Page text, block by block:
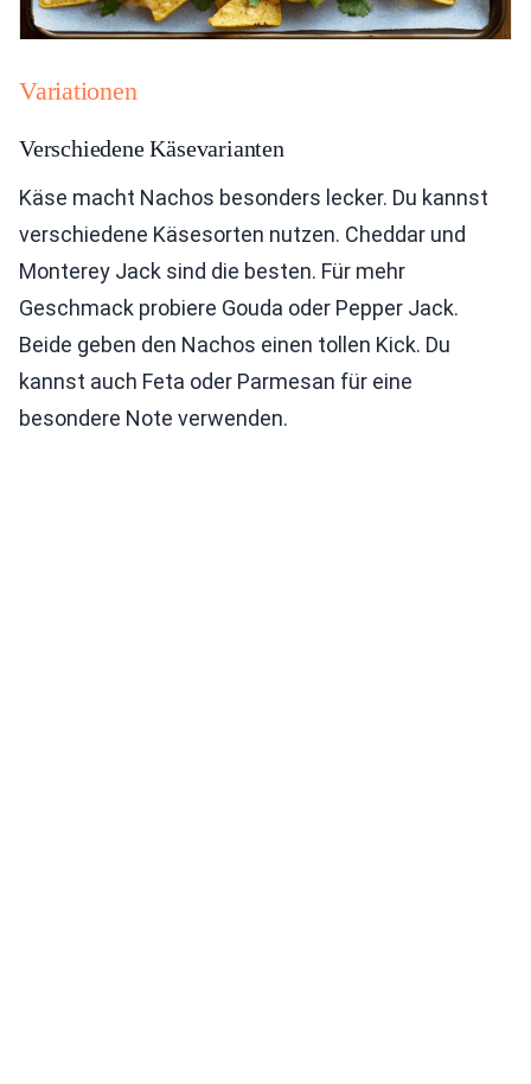
Variationen
Verschiedene Käsevarianten
Käse macht Nachos besonders lecker. Du kannst
verschiedene Käsesorten nutzen. Cheddar und
Monterey Jack sind die besten. Für mehr
Geschmack probiere Gouda oder Pepper Jack.
Beide geben den Nachos einen tollen Kick. Du
kannst auch Feta oder Parmesan für eine
besondere Note verwenden.